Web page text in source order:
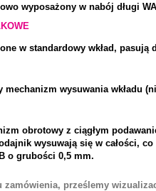
wyposażony w nabój długi
w standardowy wkład, pasują
mechanizm wysuwania wkładu
obrotowy z ciągłym
wysuwają się w całości,
o grubości 0,5 mm.
zamówienia, prześlemy